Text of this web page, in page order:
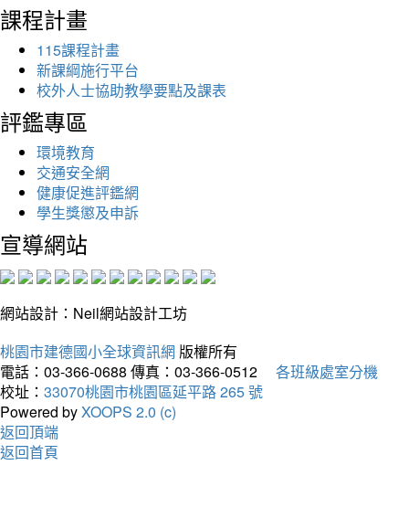
課程計畫
115課程計畫
新課綱施行平台
校外人士協助教學要點及課表
評鑑專區
環境教育
交通安全網
健康促進評鑑網
學生獎懲及申訴
宣導網站
網站設計：Neil網站設計工坊
桃園市建德國小全球資訊網 版權所有
電話：03-366-0688 傳真：03-366-0512
各班級處室分機
校址： 33070桃園市桃園區延平路 265 號
Powered byXOOPS 2.0 (c)
返回頂端
返回首頁